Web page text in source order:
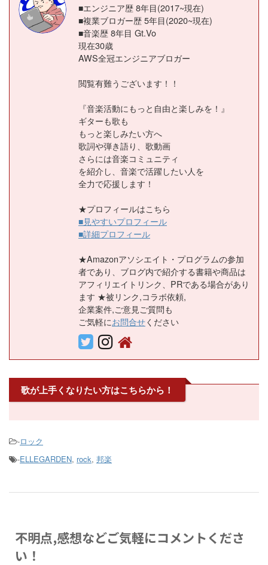
■エンジニア歴 8年目(2017~現在)
■複業ブロガー歴 5年目(2020~現在)
■音楽歴 8年目 Gt.Vo
現在30歳
AWS全冠エンジニアブロガー
閲覧有難うございます！！
『音楽活動にもっと自由と楽しみを！』
ギターも歌も
もっと楽しみたい方へ
歌詞や弾き語り、歌動画
さらには音楽コミュニティ
を紹介し、音楽で活躍したい人を
全力で応援します！
★プロフィールはこちら
■見やすいプロフィール
■詳細プロフィール
★Amazonアソシエイト・プログラムの参加
者であり、ブログ内で紹介する書籍や商品は
アフィリエイトリンク、PRである場合があり
ます ★被リンク,コラボ依頼,
企業案件,ご意見ご質問も
ご気軽にお問合せください
歌が上手くなりたい方はこちらから！
-ロック
-ELLEGARDEN, rock, 邦楽
不明点,感想などご気軽にコメントくださ
い！